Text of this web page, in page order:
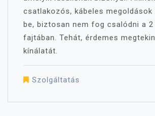
csatlakozós, kábeles megoldások
be, biztosan nem fog csalódni a 2
fajtában. Tehát, érdemes
kínálatát.
Szolgáltatás